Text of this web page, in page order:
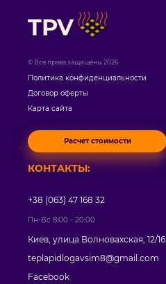
TPV
© Все права защищены 2026
Политика конфиденциальности
Договор оферты
Карта сайта
Расчет стоимости
КОНТАКТЫ:
+38 (063) 47 168 32
Пн-Вс 8:00 - 20:00
Киев, улица Волновахская, 12/16
teplapidlogavsim8@gmail.com
Facebook